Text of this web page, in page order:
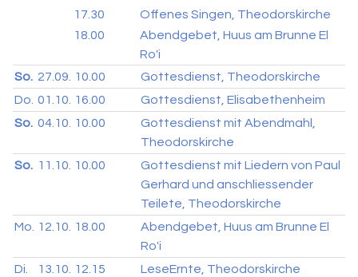
17.30
Offenes Singen, Theodorskirche
18.00
Abendgebet, Huus am Brunne El
Ro'i
So. 27.09. 10.00
Gottesdienst, Theodorskirche
Do. 01.10. 16.00
Gottesdienst, Elisabethenheim
So. 04.10. 10.00
Gottesdienst mit Abendmahl,
Theodorskirche
So. 11.10. 10.00
Gottesdienst mit Liedern von Paul
Gerhard und anschliessender
Teilete, Theodorskirche
Mo.
12.10. 18.00
Abendgebet, Huus am Brunne El
Ro'i
Di.
13.10. 12.15
LeseErnte, Theodorskirche